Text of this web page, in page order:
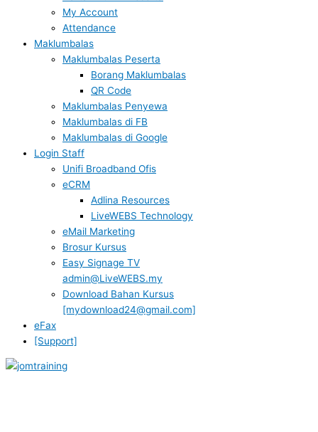
My Account
Attendance
Maklumbalas
Maklumbalas Peserta
Borang Maklumbalas
QR Code
Maklumbalas Penyewa
Maklumbalas di FB
Maklumbalas di Google
Login Staff
Unifi Broadband Ofis
eCRM
Adlina Resources
LiveWEBS Technology
eMail Marketing
Brosur Kursus
Easy Signage TV
admin@LiveWEBS.my
Download Bahan Kursus
[mydownload24@gmail.com]
eFax
[Support]